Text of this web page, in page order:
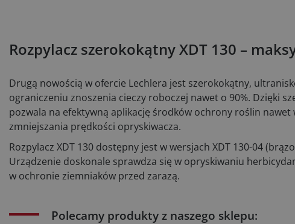
Rozpylacz szerokokątny XDT 130 –
Drugą nowością w ofercie Lechlera jest szerokokątny,
ograniczeniu znoszenia cieczy roboczej nawet o 90%. Dzięki
pozwala na efektywną aplikację środków ochrony roślin
zmniejszania prędkości opryskiwacza.
Rozpylacz XDT 130 dostępny jest w wersjach XDT 130-04
Urządzenie doskonale sprawdza się w opryskiwaniu
w ochronie ziemniaków przed zarazą.
Polecamy produkty z naszego sklepu: